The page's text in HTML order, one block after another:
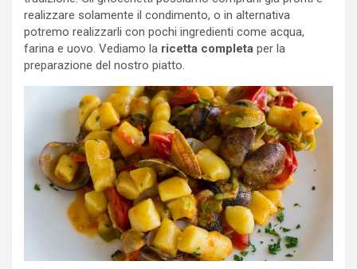
realizzare solamente il condimento, o in alternativa
potremo realizzarli con pochi ingredienti come acqua,
farina e uovo. Vediamo la ricetta completa per la
preparazione del nostro piatto.